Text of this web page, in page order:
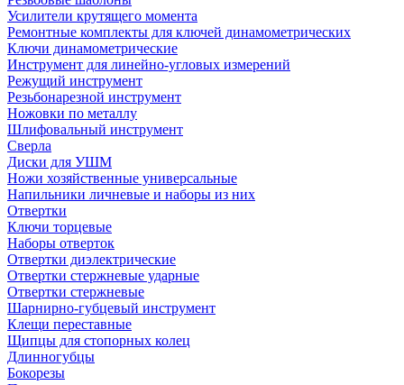
Усилители крутящего момента
Ремонтные комплекты для ключей динамометрических
Ключи динамометрические
Инструмент для линейно-угловых измерений
Режущий инструмент
Резьбонарезной инструмент
Ножовки по металлу
Шлифовальный инструмент
Сверла
Диски для УШМ
Ножи хозяйственные универсальные
Напильники личневые и наборы из них
Отвертки
Ключи торцевые
Наборы отверток
Отвертки диэлектрические
Отвертки стержневые ударные
Отвертки стержневые
Шарнирно-губцевый инструмент
Клещи переставные
Щипцы для стопорных колец
Длинногубцы
Бокорезы